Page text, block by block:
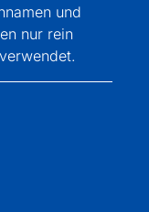
und
nur rein